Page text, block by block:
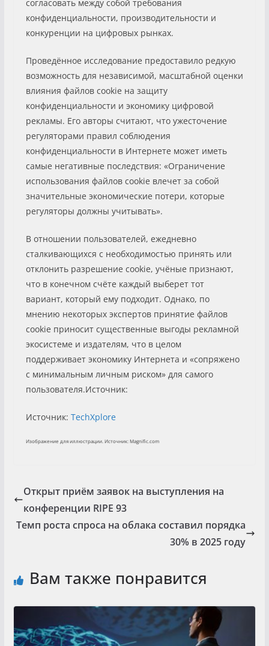
согласовать между собой требования
конфиденциальности, производительности и
конкуренции на цифровых рынках.
Проведённое исследование предоставило редкую
возможность для независимой, масштабной оценки
влияния файлов cookie на защиту
конфиденциальности и экономику цифровой
рекламы. Его авторы считают, что ужесточение
регуляторами правил соблюдения
конфиденциальности в Интернете может иметь
самые негативные последствия: «Ограничение
использования файлов cookie влечет за собой
значительные экономические потери, которые
регуляторы должны учитывать».
В отношении пользователей, ежедневно
сталкивающихся с необходимостью принять или
отклонить разрешение cookie, учёные признают,
что в конечном счёте каждый выберет тот
вариант, который ему подходит. Однако, по
мнению некоторых экспертов принятие файлов
cookie приносит существенные выгоды рекламной
экосистеме и издателям, что в целом
поддерживает экономику Интернета и «сопряжено
с минимальным личным риском» для самого
пользователя.Источник:
Источник: TechXplore
Изображение для иллюстрации. Источник: Magnific.com
Открыт приём заявок на выступления на
конференции RIPE 93
Темп роста спроса на облака составил порядка
30% в 2025 году
Вам также понравится